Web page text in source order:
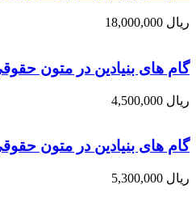
ریال
گام های بنیادین در متون
ریال
گام های بنیادین در متون
ریال